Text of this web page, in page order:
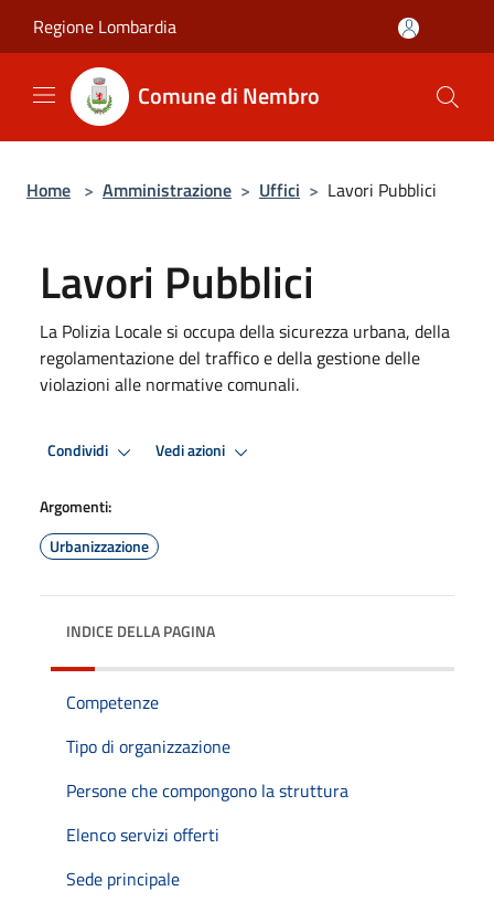
Regione Lombardia
Comune di Nembro
Home > Amministrazione > Uffici > Lavori Pubblici
Lavori Pubblici
La Polizia Locale si occupa della sicurezza urbana, della
regolamentazione del traffico e della gestione delle
violazioni alle normative comunali.
Condividi Vedi azioni
Argomenti:
Urbanizzazione
INDICE DELLA PAGINA
Competenze
Tipo di organizzazione
Persone che compongono la struttura
Elenco servizi offerti
Sede principale